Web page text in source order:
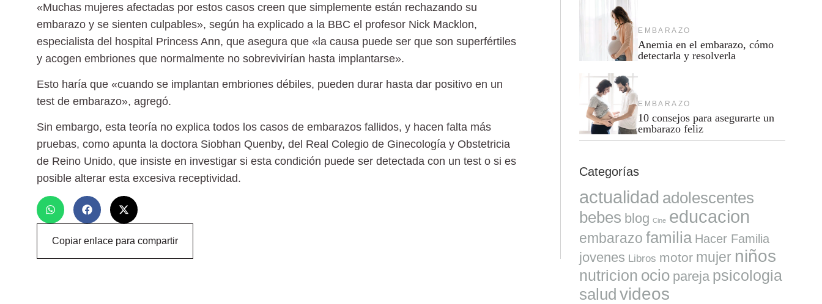
«Muchas mujeres afectadas por estos casos creen que simplemente están rechazando su
embarazo y se sienten culpables», según ha explicado a la BBC el profesor Nick Macklon,
especialista del hospital Princess Ann, que asegura que «la causa puede ser que son superfértiles
y acogen embriones que normalmente no sobrevivirían hasta implantarse».
Esto haría que «cuando se implantan embriones débiles, pueden durar hasta dar positivo en un
test de embarazo», agregó.
Sin embargo, esta teoría no explica todos los casos de embarazos fallidos, y hacen falta más
pruebas, como apunta la doctora Siobhan Quenby, del Real Colegio de Ginecología y Obstetricia
de Reino Unido, que insiste en investigar si esta condición puede ser detectada con un test o si es
posible alterar esta excesiva receptividad.
Copiar enlace para compartir
EMBARAZO
Anemia en el embarazo, cómo
detectarla y resolverla
EMBARAZO
10 consejos para asegurarte un
embarazo feliz
Categorías
actualidad adolescentes
bebes blog Cine educacion
embarazo familia Hacer Familia
jovenes Libros motor mujer niños
nutricion ocio pareja psicologia
salud videos